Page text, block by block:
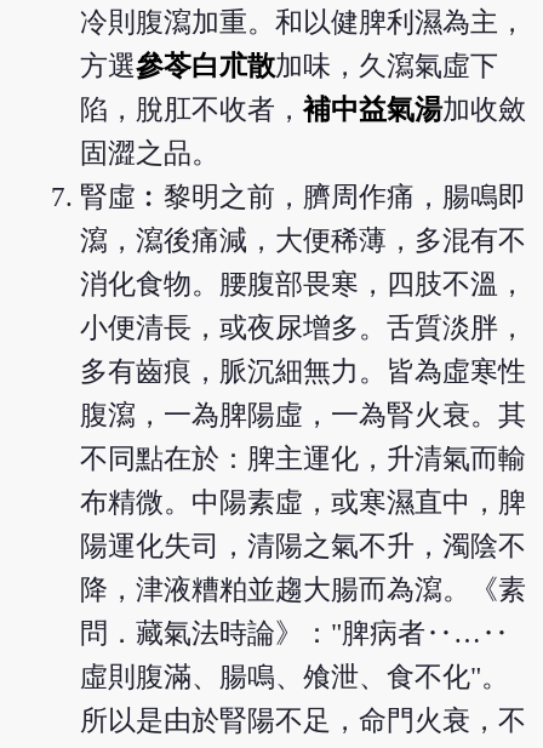
冷則腹瀉加重。和以健脾利濕為主，
方選參苓白朮散加味，久瀉氣虛下
陷，脫肛不收者，補中益氣湯加收斂
固澀之品。
腎虛︰黎明之前，臍周作痛，腸鳴即
瀉，瀉後痛減，大便稀薄，多混有不
消化食物。腰腹部畏寒，四肢不溫，
小便清長，或夜尿增多。舌質淡胖，
多有齒痕，脈沉細無力。皆為虛寒性
腹瀉，一為脾陽虛，一為腎火衰。其
不同點在於：脾主運化，升清氣而輸
布精微。中陽素虛，或寒濕直中，脾
陽運化失司，清陽之氣不升，濁陰不
降，津液糟粕並趨大腸而為瀉。《素
問．藏氣法時論》："脾病者‥…‥
虛則腹滿、腸鳴、飧泄、食不化"。
所以是由於腎陽不足，命門火衰，不